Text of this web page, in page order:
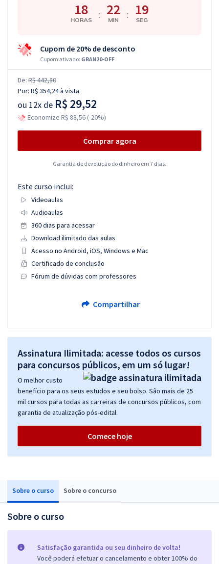
Sobre o curso Sobre o concurso
Sobre o curso
Satisfação garantida ou seu dinheiro de volta!
Você poderá efetuar o cancelamento e obter 100% do
18
HORAS : 22
MIN : 18
SEG
Cupom de 20% de desconto
Cupom ativado: GRAN20-OFF
De: R$ 442,80
Por: R$ 354,24à vista
ou 12x de R$ 29,52
Economize R$ 88,56 (-20%)
Comprar agora
Garantia de devolução do dinheiro em 7 dias.
Este curso inclui:
Videoaulas
Audioaulas
360 dias para acessar
Download ilimitado das aulas
Acesso no Android, iOS, Windows e Mac
Certificado de conclusão
Fórum de dúvidas com professores
Compartilhar
Assinatura Ilimitada: acesse todos os cursos
para concursos públicos, em um só lugar!
O melhor custo
benefício para os seus estudos e seu bolso. São mais de 25
mil cursos para todas as carreiras de concursos públicos, com
garantia de atualização pós-edital.
Comece hoje